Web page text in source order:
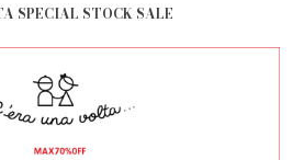
SPECIAL STOCK SALE